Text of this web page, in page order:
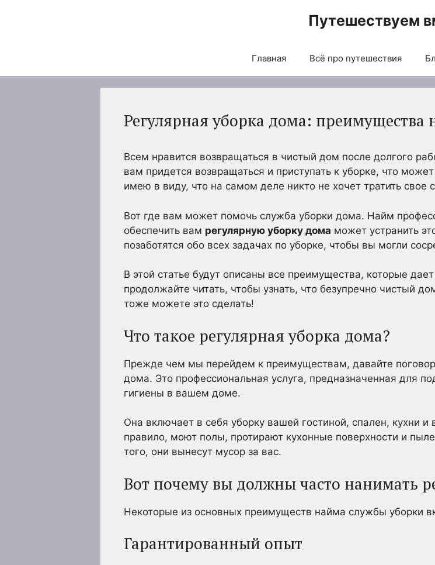
Путешествуем
Главная Всё про путешествия
Регулярная уборка дома: преимущества
Всем нравится возвращаться в чистый дом после долгого
вам придется возвращаться и приступать к уборке, что
имею в виду, что на самом деле никто не хочет тратить свое
Вот где вам может помочь служба уборки дома. Найм
обеспечить вам регулярную уборку дома может устранить
позаботятся обо всех задачах по уборке, чтобы вы могли
В этой статье будут описаны все преимущества, которые
продолжайте читать, чтобы узнать, что безупречно чистый
тоже можете это сделать!
Что такое регулярная уборка дома?
Прежде чем мы перейдем к преимуществам, давайте
дома. Это профессиональная услуга, предназначенная для
гигиены в вашем доме.
Она включает в себя уборку вашей гостиной, спален, кухни
правило, моют полы, протирают кухонные поверхности и
того, они вынесут мусор за вас.
Вот почему вы должны часто нанимать
Некоторые из основных преимуществ найма службы уборки
Гарантированный опыт